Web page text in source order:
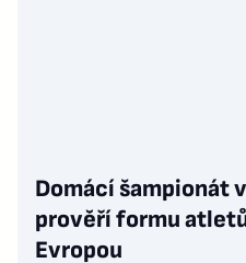
Domácí šampionát
prověří formu
Evropou